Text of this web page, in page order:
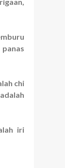
chi
iri